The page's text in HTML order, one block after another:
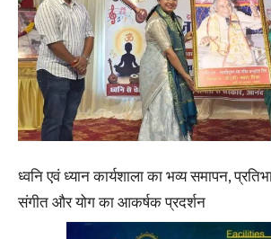
ध्वनि एवं ध्यान कार्यशाला का भव्य समापन,
संगीत और योग का आकर्षक प्रदर्शन